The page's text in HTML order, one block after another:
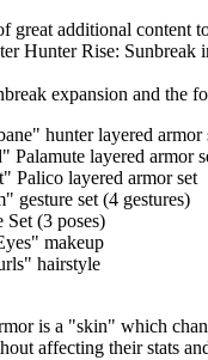
great additional content
Hunter Rise: Sunbreak
expansion and the
hunter layered armor
Palamute layered armor
Palico layered armor set
gesture set (4 gestures)
Set (3 poses)
makeup
hairstyle
is a "skin" which
affecting their stats